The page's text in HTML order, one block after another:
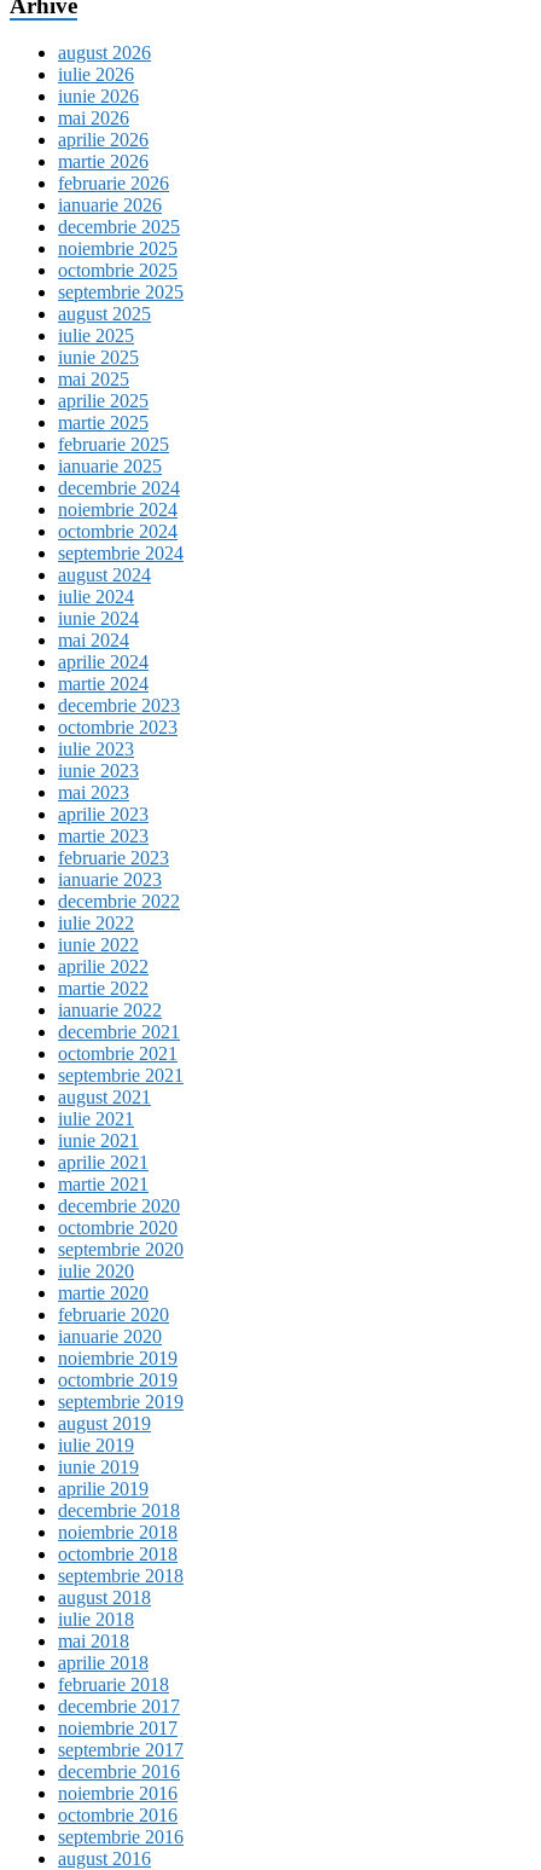
Arhive
august 2026
iulie 2026
iunie 2026
mai 2026
aprilie 2026
martie 2026
februarie 2026
ianuarie 2026
decembrie 2025
noiembrie 2025
octombrie 2025
septembrie 2025
august 2025
iulie 2025
iunie 2025
mai 2025
aprilie 2025
martie 2025
februarie 2025
ianuarie 2025
decembrie 2024
noiembrie 2024
octombrie 2024
septembrie 2024
august 2024
iulie 2024
iunie 2024
mai 2024
aprilie 2024
martie 2024
decembrie 2023
octombrie 2023
iulie 2023
iunie 2023
mai 2023
aprilie 2023
martie 2023
februarie 2023
ianuarie 2023
decembrie 2022
iulie 2022
iunie 2022
aprilie 2022
martie 2022
ianuarie 2022
decembrie 2021
octombrie 2021
septembrie 2021
august 2021
iulie 2021
iunie 2021
aprilie 2021
martie 2021
decembrie 2020
octombrie 2020
septembrie 2020
iulie 2020
martie 2020
februarie 2020
ianuarie 2020
noiembrie 2019
octombrie 2019
septembrie 2019
august 2019
iulie 2019
iunie 2019
aprilie 2019
decembrie 2018
noiembrie 2018
octombrie 2018
septembrie 2018
august 2018
iulie 2018
mai 2018
aprilie 2018
februarie 2018
decembrie 2017
noiembrie 2017
septembrie 2017
decembrie 2016
noiembrie 2016
octombrie 2016
septembrie 2016
august 2016